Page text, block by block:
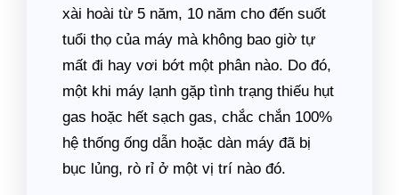
xài hoài từ 5 năm, 10 năm cho đến suốt
tuổi thọ của máy mà không bao giờ tự
mất đi hay vơi bớt một phân nào. Do đó,
một khi máy lạnh gặp tình trạng thiếu hụt
gas hoặc hết sạch gas, chắc chắn 100%
hệ thống ống dẫn hoặc dàn máy đã bị
bục lủng, rò rỉ ở một vị trí nào đó.